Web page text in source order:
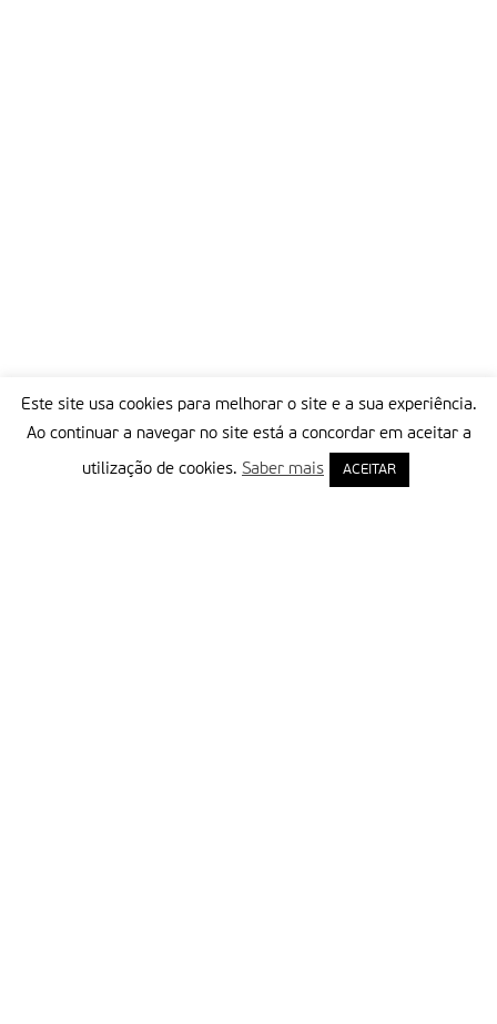
Este site usa cookies para melhorar o site e a sua experiência.
Ao continuar a navegar no site está a concordar em aceitar a
utilização de cookies. Saber mais ACEITAR